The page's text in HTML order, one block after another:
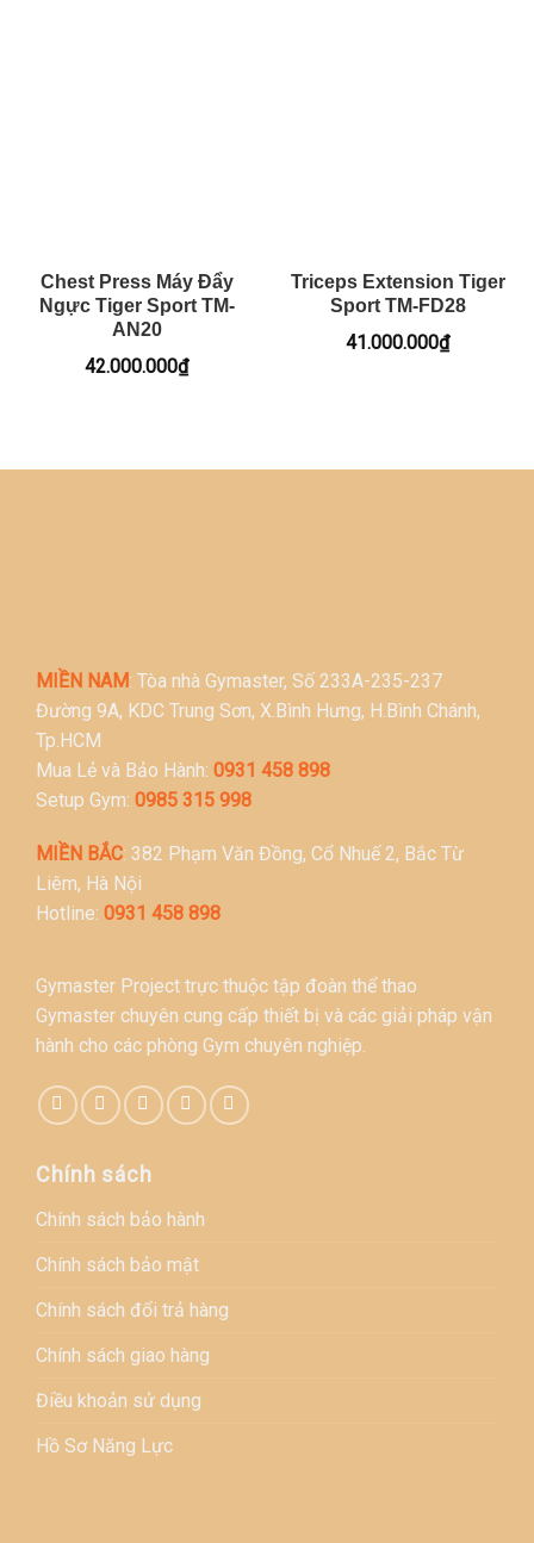
Chest Press Máy Đẩy
Ngực Tiger Sport TM-
AN20
42.000.000₫
Triceps Extension Tiger
Sport TM-FD28
41.000.000₫
MIỀN NAM: Tòa nhà Gymaster, Số 233A-235-237
Đường 9A, KDC Trung Sơn, X.Bình Hưng, H.Bình Chánh,
Tp.HCM
Mua Lẻ và Bảo Hành: 0931 458 898
Setup Gym: 0985 315 998
MIỀN BẮC: 382 Phạm Văn Đồng, Cổ Nhuế 2, Bắc Từ
Liêm, Hà Nội
Hotline: 0931 458 898
Gymaster Project trực thuộc tập đoàn thể thao
Gymaster chuyên cung cấp thiết bị và các giải pháp vận
hành cho các phòng Gym chuyên nghiệp.
Chính sách
Chính sách bảo hành
Chính sách bảo mật
Chính sách đổi trả hàng
Chính sách giao hàng
Điều khoản sử dụng
Hồ Sơ Năng Lực